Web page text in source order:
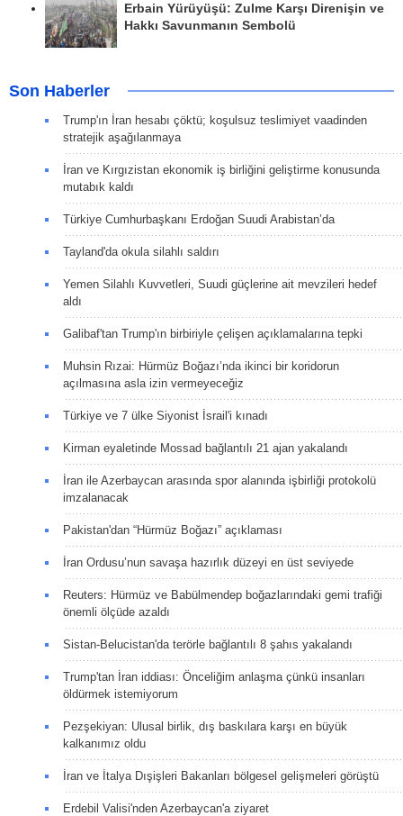
Erbain Yürüyüşü: Zulme Karşı Direnişin ve
Hakkı Savunmanın Sembolü
Son Haberler
Trump'ın İran hesabı çöktü; koşulsuz teslimiyet vaadinden
stratejik aşağılanmaya
İran ve Kırgızistan ekonomik iş birliğini geliştirme konusunda
mutabık kaldı
Türkiye Cumhurbaşkanı Erdoğan Suudi Arabistan’da
Tayland'da okula silahlı saldırı
Yemen Silahlı Kuvvetleri, Suudi güçlerine ait mevzileri hedef
aldı
Galibaf'tan Trump'ın birbiriyle çelişen açıklamalarına tepki
Muhsin Rızai: Hürmüz Boğazı’nda ikinci bir koridorun
açılmasına asla izin vermeyeceğiz
Türkiye ve 7 ülke Siyonist İsrail'i kınadı
Kirman eyaletinde Mossad bağlantılı 21 ajan yakalandı
İran ile Azerbaycan arasında spor alanında işbirliği protokolü
imzalanacak
Pakistan'dan “Hürmüz Boğazı” açıklaması
İran Ordusu’nun savaşa hazırlık düzeyi en üst seviyede
Reuters: Hürmüz ve Babülmendep boğazlarındaki gemi trafiği
önemli ölçüde azaldı
Sistan-Belucistan'da terörle bağlantılı 8 şahıs yakalandı
Trump'tan İran iddiası: Önceliğim anlaşma çünkü insanları
öldürmek istemiyorum
Pezşekiyan: Ulusal birlik, dış baskılara karşı en büyük
kalkanımız oldu
İran ve İtalya Dışişleri Bakanları bölgesel gelişmeleri görüştü
Erdebil Valisi'nden Azerbaycan'a ziyaret